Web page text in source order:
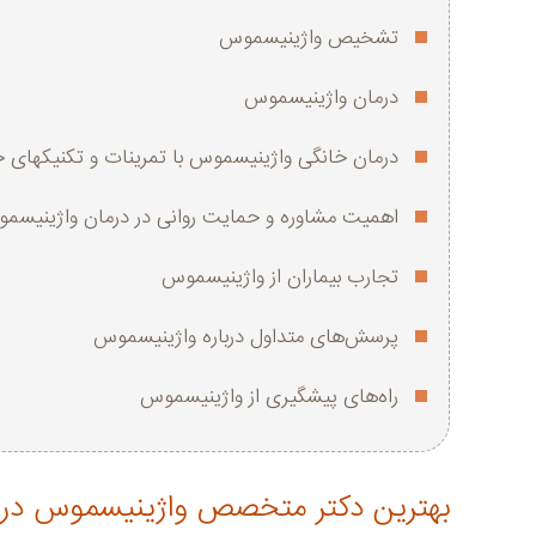
تشخیص واژینیسموس
درمان واژینیسموس
درمان خانگی واژینیسموس با تمرینات و
اهمیت مشاوره و حمایت روانی در درمان
تجارب بیماران از واژینیسموس
پرسش‌های متداول درباره واژینیسموس
راه‌های پیشگیری از واژینیسموس
بهترین دکتر متخصص واژینیسموس